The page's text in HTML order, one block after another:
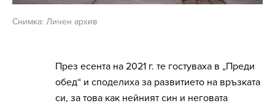
Снимка: Личен архив
През есента на 2021 г. те гостуваха в „Преди
обед“ и споделиха за развитието на връзката
си, за това как нейният син и неговата